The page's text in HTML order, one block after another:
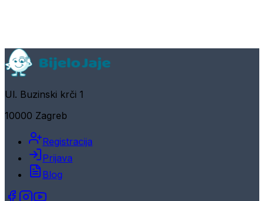
Ul. Buzinski krči 1
10000 Zagreb
Registracija
Prijava
Blog